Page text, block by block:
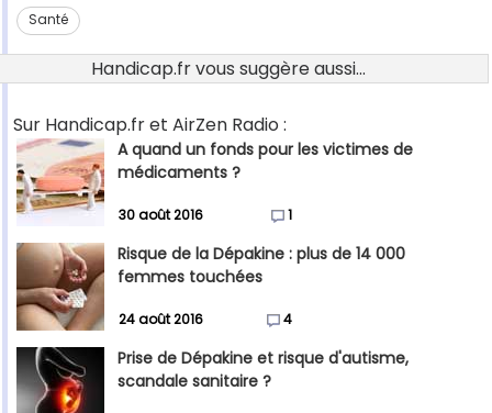
Santé
Handicap.fr vous suggère aussi...
Sur Handicap.fr et AirZen Radio :
A quand un fonds pour les victimes de
médicaments ?
30 août 2016 1
Risque de la Dépakine : plus de 14 000
femmes touchées
24 août 2016 4
Prise de Dépakine et risque d'autisme,
scandale sanitaire ?